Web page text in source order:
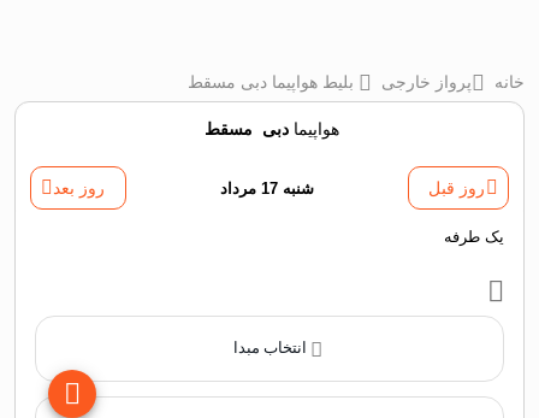
خانه پرواز خارجی بلیط هواپیما دبی مسقط
هواپیما دبی مسقط
روز قبل شنبه 17 مرداد روز بعد
یک طرفه
انتخاب مبدا